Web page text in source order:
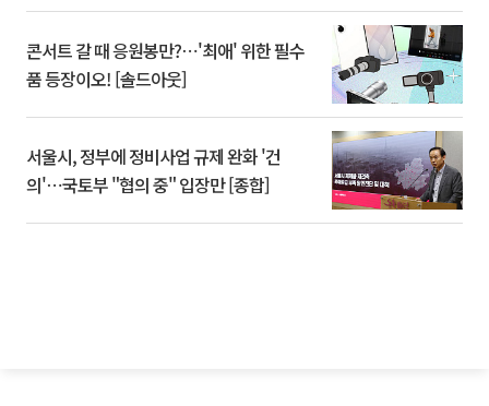
콘서트 갈 때 응원봉만?⋯'최애' 위한 필수
품 등장이오! [솔드아웃]
서울시, 정부에 정비사업 규제 완화 '건
의'⋯국토부 "협의 중" 입장만 [종합]